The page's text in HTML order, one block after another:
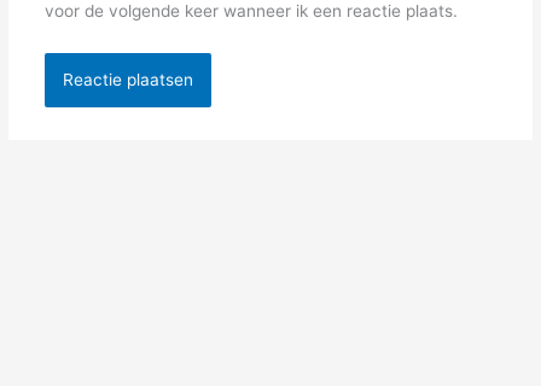
voor de volgende keer wanneer ik een reactie plaats.